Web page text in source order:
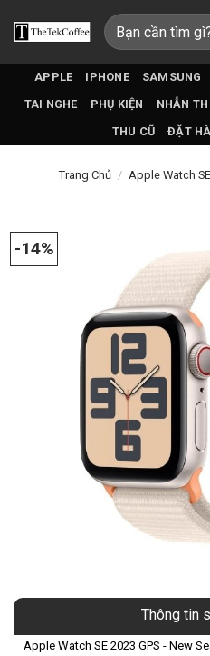
qua
Tìm
kiếm:
APPLE IPHONE SAMSUNG
TAI NGHE
PHỤ KIỆN NHẪN
THU CŨ
ĐẶT
Trang Chủ / Apple Watch SE
-14%
Thông tin
Apple Watch SE 2023 GPS - New